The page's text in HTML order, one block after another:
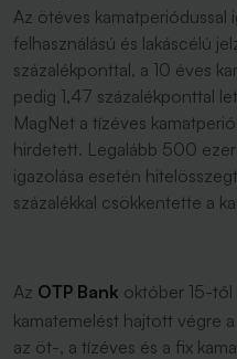
Az ötéves kamatperiódussal
felhasználású és lakáscélú
százalékponttal, a 10 éves
pedig 1,47 százalékponttal
MagNet a tízéves
hirdetett. Legalább 500
igazolása esetén
százalékkal csökkentette a
Az OTP Bank október 15-
kamatemelést hajtott végre
az öt-, a tízéves és a fix